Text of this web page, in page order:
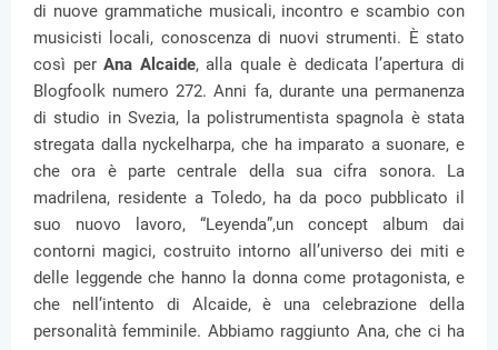
di nuove grammatiche musicali, incontro e scambio con
musicisti locali, conoscenza di nuovi strumenti. È stato
così perAna Alcaide, alla quale è dedicata l’apertura di
Blogfoolk numero 272. Anni fa, durante una permanenza
di studio in Svezia, la polistrumentista spagnola è stata
stregata dalla nyckelharpa, che ha imparato a suonare, e
che ora è parte centrale della sua cifra sonora. La
madrilena, residente a Toledo, ha da poco pubblicato il
suo nuovo lavoro, “Leyenda”,un concept album dai
contorni magici, costruito intorno all’universo dei miti e
delle leggende che hanno la donna come protagonista, e
che nell’intento di Alcaide, è una celebrazione della
personalità femminile. Abbiamo raggiunto Ana, che ci ha